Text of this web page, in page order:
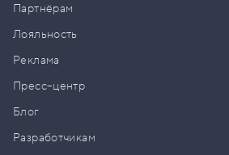
Партнёрам
Лояльность
Реклама
Пресс–центр
Блог
Разработчикам